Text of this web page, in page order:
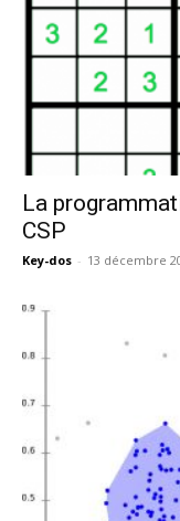
La
CSP
Key-dos - 13 décembre